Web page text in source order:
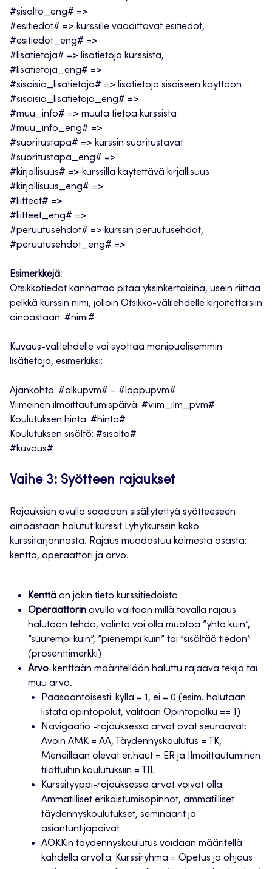
#sisalto_eng# =>
#esitiedot# => kurssille vaadittavat esitiedot,
#esitiedot_eng# =>
#lisatietoja# => lisätietoja kurssista,
#lisatietoja_eng# =>
#sisaisia_lisatietoja# => lisätietoja sisäiseen käyttöön
#sisaisia_lisatietoja_eng# =>
#muu_info# => muuta tietoa kurssista
#muu_info_eng# =>
#suoritustapa# => kurssin suoritustavat
#suoritustapa_eng# =>
#kirjallisuus# => kurssilla käytettävä kirjallisuus
#kirjallisuus_eng# =>
#liitteet# =>
#liitteet_eng# =>
#peruutusehdot# => kurssin peruutusehdot,
#peruutusehdot_eng# =>
Esimerkkejä:
Otsikkotiedot kannattaa pitää yksinkertaisina, usein riittää
pelkkä kurssin nimi, jolloin Otsikko-välilehdelle kirjoitettaisiin
ainoastaan: #nimi#
Kuvaus-välilehdelle voi syöttää monipuolisemmin
lisätietoja, esimerkiksi:
Ajankohta: #alkupvm# – #loppupvm#
Viimeinen ilmoittautumispäivä: #viim_ilm_pvm#
Koulutuksen hinta: #hinta#
Koulutuksen sisältö: #sisalto#
#kuvaus#
Vaihe 3: Syötteen rajaukset
Rajauksien avulla saadaan sisällytettyä syötteeseen
ainoastaan halutut kurssit Lyhytkurssin koko
kurssitarjonnasta. Rajaus muodostuu kolmesta osasta:
kenttä, operaattori ja arvo.
Kenttä on jokin tieto kurssitiedoista
Operaattorin avulla valitaan millä tavalla rajaus
halutaan tehdä, valinta voi olla muotoa ”yhtä kuin”,
”suurempi kuin”, ”pienempi kuin” tai ”sisältää tiedon”
(prosenttimerkki)
Arvo-kenttään määritellään haluttu rajaava tekijä tai
muu arvo.
Pääsääntöisesti: kyllä = 1, ei = 0 (esim. halutaan
listata opintopolut, valitaan Opintopolku == 1)
Navigaatio -rajauksessa arvot ovat seuraavat:
Avoin AMK = AA, Täydennyskoulutus = TK,
Meneillään olevat er.haut = ER ja Ilmoittautuminen
tilattuihin koulutuksiin = TIL
Kurssityyppi-rajauksessa arvot voivat olla:
Ammatilliset erikoistumisopinnot, ammatilliset
täydennyskoulutukset, seminaarit ja
asiantuntijapäivät
AOKKin täydennyskoulutus voidaan määritellä
kahdella arvolla: Kurssiryhmä = Opetus ja ohjaus